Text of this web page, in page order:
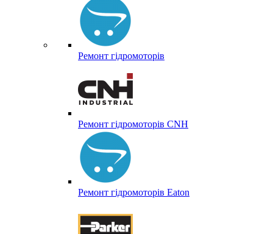
Ремонт гідромоторів
Ремонт гідромоторів CNH
Ремонт гідромоторів Eaton